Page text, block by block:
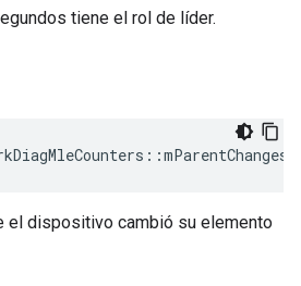
tiene el rol de líder.
::mParentChanges
el dispositivo cambió su elemento